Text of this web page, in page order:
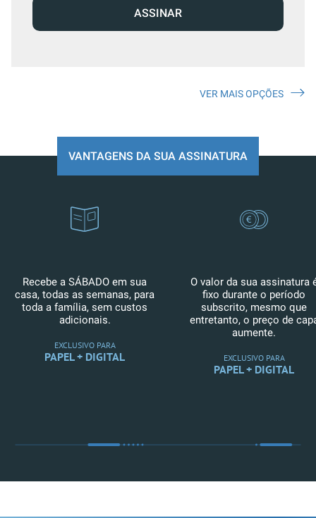
ASSINAR
VER MAIS OPÇÕES
VANTAGENS DA SUA ASSINATURA
Recebe a SÁBADO em sua
casa, todas as semanas, para
toda a família, sem custos
adicionais.
EXCLUSIVO PARA
PAPEL + DIGITAL
O valor da sua assinatura
fixo durante o período
subscrito, mesmo que
entretanto, o preço de
aumente.
EXCLUSIVO PARA
PAPEL + DIGITAL